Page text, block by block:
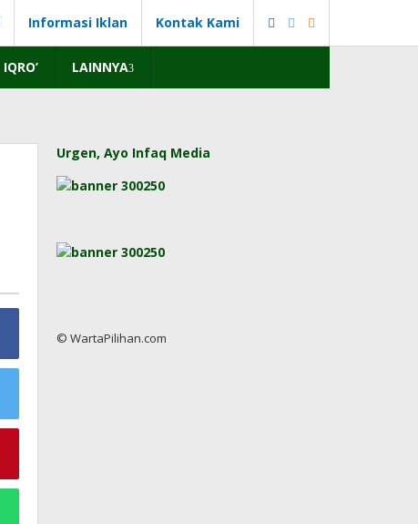
Informasi Iklan Kontak Kami
IQRO’ LAINNYA
Urgen, Ayo Infaq Media
© WartaPilihan.com